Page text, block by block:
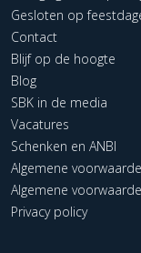
Gesloten op
Contact
Blijf op de hoogte
Blog
SBK in de media
Vacatures
Schenken en ANBI
Algemene
Algemene
Privacy policy